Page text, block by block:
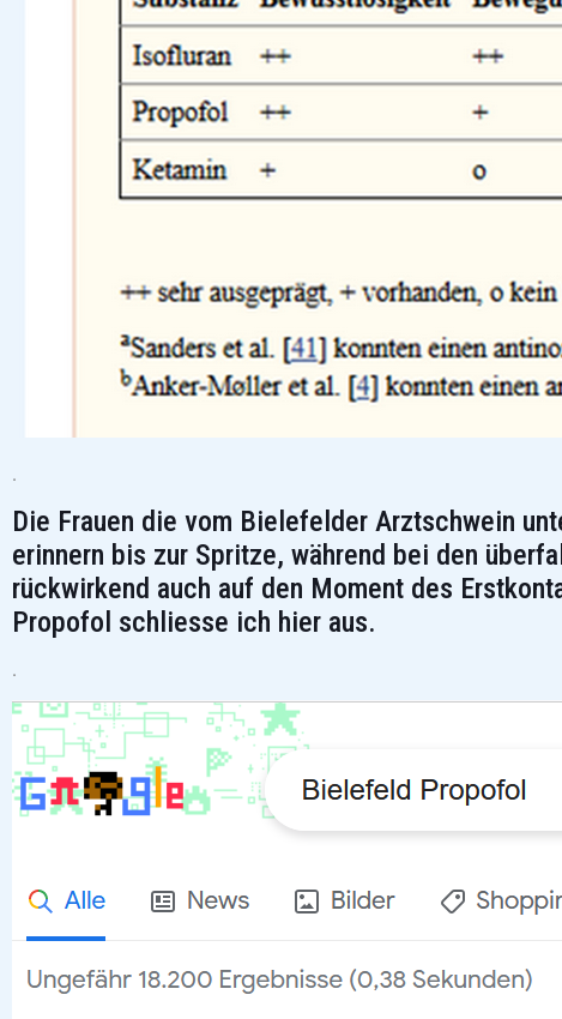
.
Die Frauen die vom Bielefelder Arztschwein
erinnern bis zur Spritze, während bei den
rückwirkend auch auf den Moment des
Propofol schliesse ich hier aus.
.